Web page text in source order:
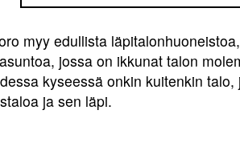
myy edullista
jossa on ikkunat talon
kyseessä onkin kuitenkin
ja sen läpi.